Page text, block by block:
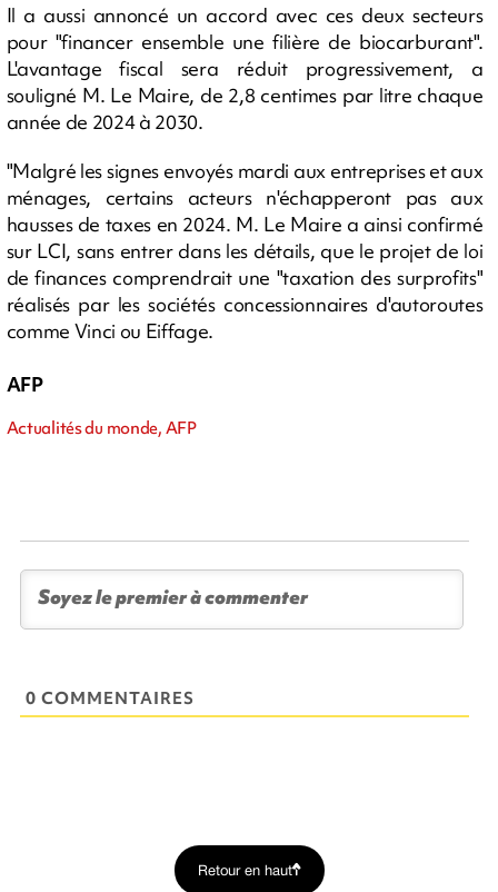
Il a aussi annoncé un accord avec ces deux secteurs
pour "financer ensemble une filière de biocarburant".
L'avantage fiscal sera réduit progressivement, a
souligné M. Le Maire, de 2,8 centimes par litre chaque
année de 2024 à 2030.
"Malgré les signes envoyés mardi aux entreprises et aux
ménages, certains acteurs n'échapperont pas aux
hausses de taxes en 2024. M. Le Maire a ainsi confirmé
sur LCI, sans entrer dans les détails, que le projet de loi
de finances comprendrait une "taxation des surprofits"
réalisés par les sociétés concessionnaires d'autoroutes
comme Vinci ou Eiffage.
AFP
Actualités du monde, AFP
0 COMMENTAIRES
Retour en haut